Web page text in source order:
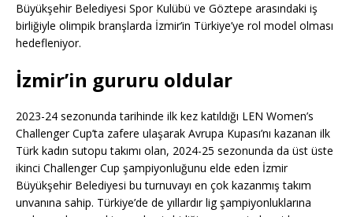
Büyükşehir Belediyesi Spor Kulübü ve Göztepe arasındaki iş
birliğiyle olimpik branşlarda İzmir’in Türkiye’ye rol model olması
hedefleniyor.
İzmir’in gururu oldular
2023-24 sezonunda tarihinde ilk kez katıldığı LEN Women’s
Challenger Cup’ta zafere ulaşarak Avrupa Kupası’nı kazanan ilk
Türk kadın sutopu takımı olan, 2024-25 sezonunda da üst üste
ikinci Challenger Cup şampiyonluğunu elde eden İzmir
Büyükşehir Belediyesi bu turnuvayı en çok kazanmış takım
unvanına sahip. Türkiye’de de yıllardır lig şampiyonluklarına